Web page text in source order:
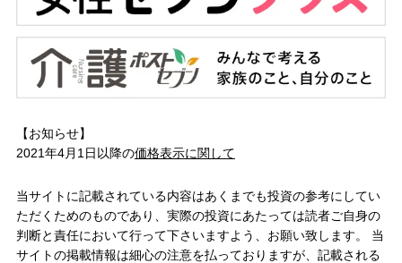
【お知らせ】
2021年4月1日以降の価格表示に関して
当サイトに記載されている内容はあくまでも投資の参考にしてい
ただくためのものであり、実際の投資にあたっては読者ご自身の
判断と責任において行って下さいますよう、お願い致します。 当
サイトの掲載情報は細心の注意を払っておりますが、記載される